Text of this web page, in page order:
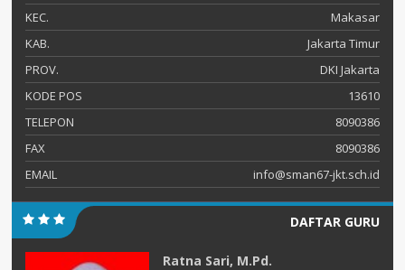
KEC.
Makasar
KAB.
Jakarta Timur
PROV.
DKI Jakarta
KODE POS
13610
TELEPON
8090386
FAX
8090386
EMAIL
info@sman67-jkt.sch.id
DAFTAR GURU
Ratna Sari, M.Pd.